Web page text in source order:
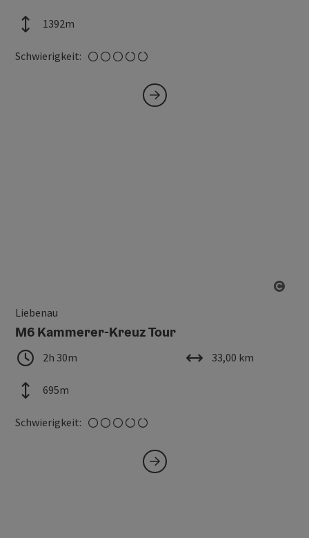
Höhenmeter
1392m
Schwierigkeit: mittel
Liebenau
M6 Kammerer-Kreuz Tour
Dauer 2h 30m
Höhenmeter
695m
Länge 33,00 km
Schwierigkeit: mittel